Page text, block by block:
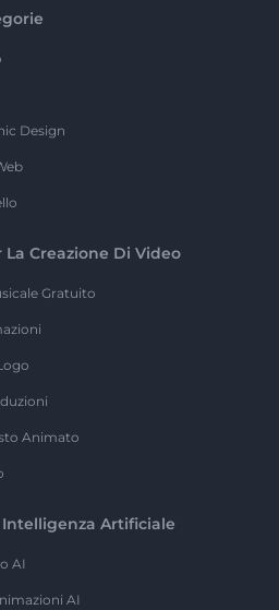
Design
Creazione Di Video
Gratuito
Animato
Artificiale
AI
AI